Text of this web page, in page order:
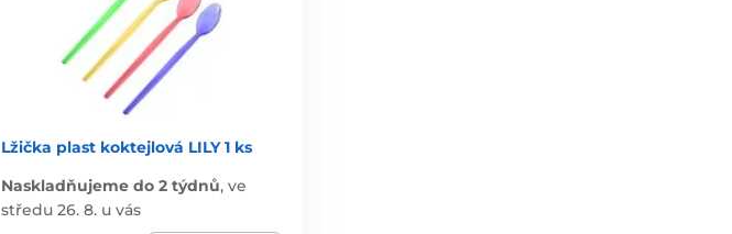
Lžička plast koktejlová LILY 1 ks
Naskladňujeme do 2 týdnů, ve
středu 26. 8. u vás